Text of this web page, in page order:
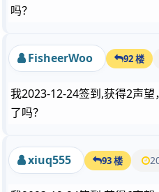
吗？
FisheerWoo 92 楼
我2023-12-24签到,获得2声
了吗？
xiuq555 93 楼